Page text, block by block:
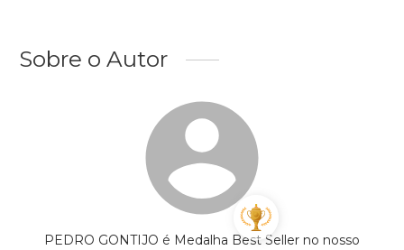
Sobre o Autor
PEDRO GONTIJO é Medalha Best Seller no nosso